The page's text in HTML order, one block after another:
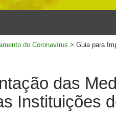
do Coronavírus > Guia para
das
Instituições